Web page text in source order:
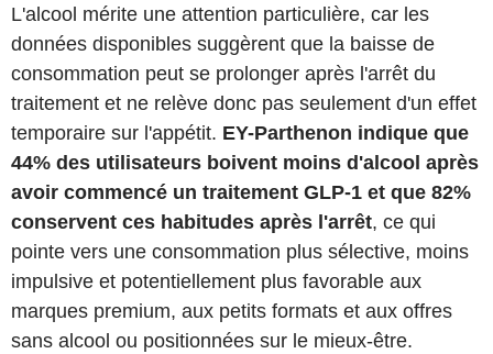
L'alcool mérite une attention particulière, car les
données disponibles suggèrent que la baisse de
consommation peut se prolonger après l'arrêt du
traitement et ne relève donc pas seulement d'un effet
temporaire sur l'appétit. EY-Parthenon indique que
44% des utilisateurs boivent moins d'alcool après
avoir commencé un traitement GLP-1 et que 82%
conservent ces habitudes après l'arrêt, ce qui
pointe vers une consommation plus sélective, moins
impulsive et potentiellement plus favorable aux
marques premium, aux petits formats et aux offres
sans alcool ou positionnées sur le mieux-être.